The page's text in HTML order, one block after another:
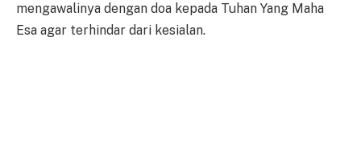
mengawalinya dengan doa kepada Tuhan Yang Maha
Esa agar terhindar dari kesialan.